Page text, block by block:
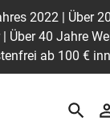
2022 | Über
Über 40 Jahre
ab 100 €